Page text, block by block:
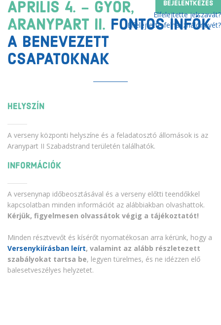
Elfelejtette jelszavát?
Elfelejtette felhasználónevét?
ÁPRILIS 4. - GYŐR,
ARANYPART II. FONTOS INFÓK
A BENEVEZETT
CSAPATOKNAK
HELYSZÍN
A verseny központi helyszíne és a feladatosztó állomások is az
Aranypart II Szabadstrand területén találhatók.
INFORMÁCIÓK
A versenynap időbeosztásával és a verseny előtti teendőkkel
kapcsolatban minden információt az alábbiakban olvashattok.
Kérjük, figyelmesen olvassátok végig a tájékoztatót!
Minden résztvevőt és kísérőt nyomatékosan arra kérünk, hogy a
Versenykiírásban leírt, valamint az alább részletezett
szabályokat tartsa be, legyen türelmes, és ne idézzen elő
balesetveszélyes helyzetet.